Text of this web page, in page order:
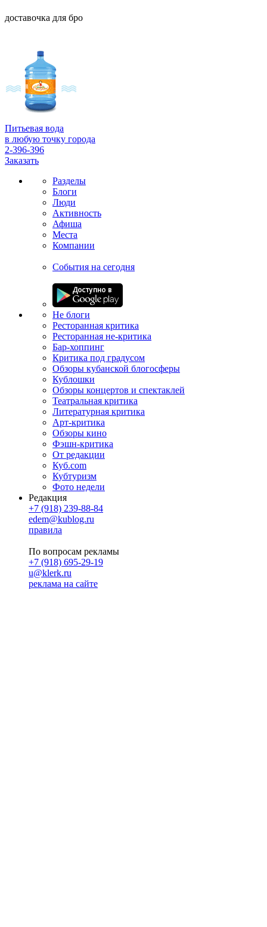
доставочка для бро
Питьевая вода
в любую точку города
2-396-396
Заказать
Разделы
Блоги
Люди
Активность
Афиша
Места
Компании
События на сегодня
Не блоги
Ресторанная критика
Ресторанная не-критика
Бар-хоппинг
Критика под градусом
Обзоры кубанской блогосферы
Кублошки
Обзоры концертов и спектаклей
Театральная критика
Литературная критика
Арт-критика
Обзоры кино
Фэшн-критика
От редакции
Куб.com
Кубтуризм
Фото недели
Редакция
+7 (918) 239-88-84
edem@kublog.ru
правила
По вопросам рекламы
+7 (918) 695-29-19
u@klerk.ru
реклама на сайте